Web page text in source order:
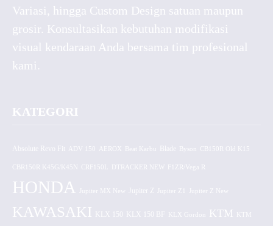
Variasi, hingga Custom Design satuan maupun
grosir. Konsultasikan kebutuhan modifikasi
visual kendaraan Anda bersama tim profesional
kami.
KATEGORI
Absolute Revo Fit ADV 150 AEROX CB150R Old K15
CBR150R K45G/K45N CRF150L DTRACKER NEW F1ZR/Vega R
HONDA Jupiter MX New Jupiter Z
KAWASAKI KLX 150 KLX 150 BF KLX Gordon KTM KTM